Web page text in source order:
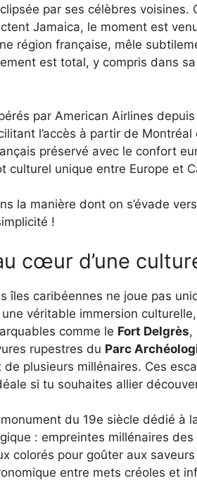
par ses célèbres voisines.
Jamaica, le moment est
région française, mêle
est total, y compris dans
par American Airlines
l’accès à partir de
préservé avec le confort
culturel unique entre Europe et
la manière dont on s’évade
!
cœur d’une
îles caribéennes ne joue pas
véritable immersion
comme le Fort Delgrès,
rupestres du Parc
de plusieurs millénaires. Ces
si tu souhaites allier
du 19e siècle dédié à
: empreintes millénaires des
colorés pour goûter aux
entre mets créoles et